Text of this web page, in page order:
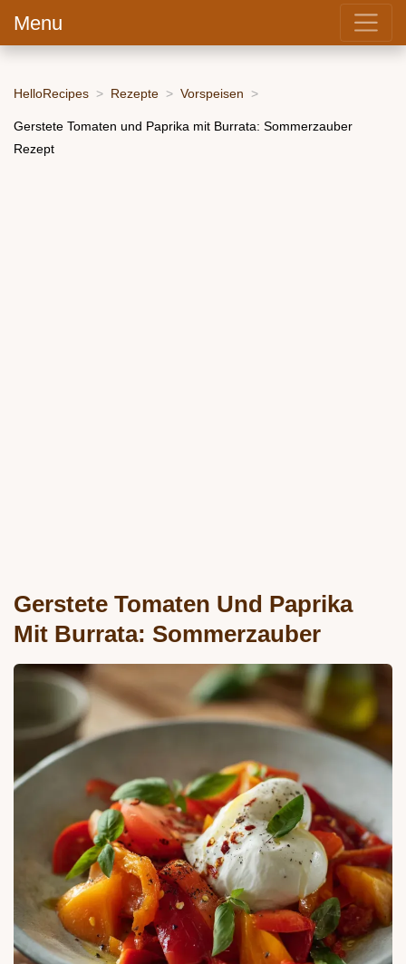
Menu
HelloRecipes Rezepte Vorspeisen
Gerstete Tomaten und Paprika mit Burrata: Sommerzauber
Rezept
Gerstete Tomaten Und Paprika
Mit Burrata: Sommerzauber